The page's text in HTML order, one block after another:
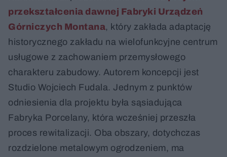
przekształcenia dawnej Fabryki Urządzeń
Górniczych Montana, który zakłada adaptację
historycznego zakładu na wielofunkcyjne centrum
usługowe z zachowaniem przemysłowego
charakteru zabudowy. Autorem koncepcji jest
Studio Wojciech Fudala. Jednym z punktów
odniesienia dla projektu była sąsiadująca
Fabryka Porcelany, która wcześniej przeszła
proces rewitalizacji. Oba obszary, dotychczas
rozdzielone metalowym ogrodzeniem, ma